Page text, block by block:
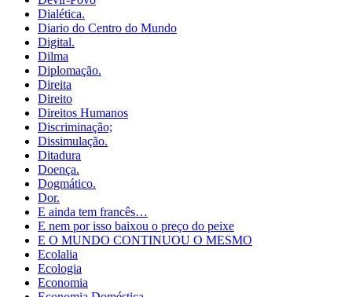
Dialética.
Diario do Centro do Mundo
Digital.
Dilma
Diplomação.
Direita
Direito
Direitos Humanos
Discriminação;
Dissimulação.
Ditadura
Doença.
Dogmático.
Dor.
E ainda tem francês…
E nem por isso baixou o preço do peixe
E O MUNDO CONTINUOU O MESMO
Ecolalia
Ecologia
Economia